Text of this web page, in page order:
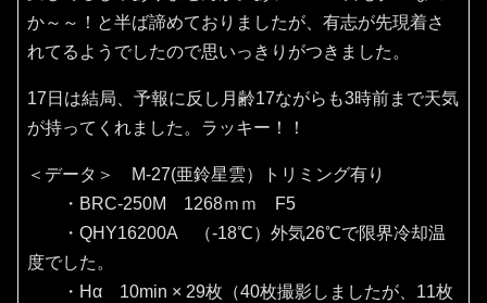
か～～！と半ば諦めておりましたが、有志が先現着さ
れてるようでしたので思いっきりがつきました。
17日は結局、予報に反し月齢17ながらも3時前まで天気
が持ってくれました。ラッキー！！
＜データ＞ M-27(亜鈴星雲）トリミング有り
・BRC-250M 1268ｍｍ F5
・QHY16200A （‐18℃）外気26℃で限界冷却温
度でした。
・Hα 10min × 29枚（40枚撮影しましたが、11枚